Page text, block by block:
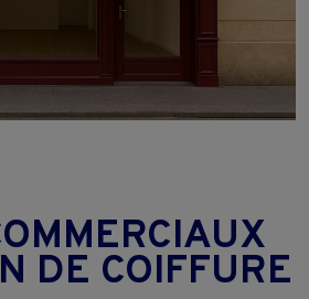
DE COIFFURE